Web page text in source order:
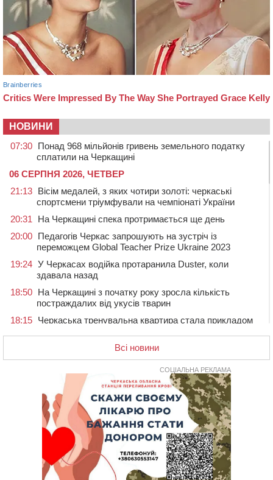
НОВИНИ
07:30 Понад 968 мільйонів гривень земельного податку
сплатили на Черкащині
06 СЕРПНЯ 2026, ЧЕТВЕР
21:13 Вісім медалей, з яких чотири золоті: черкаські
спортсмени тріумфували на чемпіонаті України
20:31
На Черкащині спека протримається ще день
20:00 Педагогів Черкас запрошують на зустріч із
переможцем Global Teacher Prize Ukraine 2023
19:24 У Черкасах водійка протаранила Duster, коли
здавала назад
18:50 На Черкащині з початку року зросла кількість
постраждалих від укусів тварин
18:15 Черкаська тренувальна квартира стала прикладом
ЧНУ увійшов до 50 найпопулярніших вишів України
серед вступників
На Хімселищі у Черкасах облаштували новий
контейнерний майданчик
Без розтину грудної клітки: у Черкасах 75-річній
пацієнтці замінили аортальний клапан
У Черкаському онкоцентрі встановили сонячну
електростанцію за понад пів мільйона гривень
У Київській області прощаються з полеглим на
фронті жителем Монастирищини
Всі новини
СОЦІАЛЬНА РЕКЛАМА